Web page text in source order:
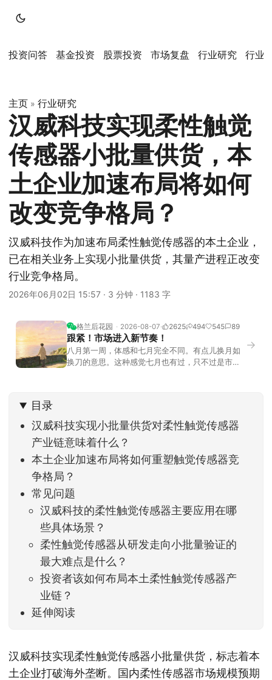
投资问答 基金投资 股票投资 市场复盘 行业研究 行业
主页 » 行业研究
汉威科技实现柔性触觉
传感器小批量供货，本
土企业加速布局将如何
改变竞争格局？
汉威科技作为加速布局柔性触觉传感器的本土企业，
已在相关业务上实现小批量供货，其量产进程正改变
行业竞争格局。
2026年06月02日 15:57 · 3 分钟 · 1183 字
格兰后花园 2026-08-07 2625 494 545 89
跟紧！市场进入新节奏！
八月第一周，体感和七月完全不同。有点儿换月如
换刀的意思。这种感觉七月也有过，只不过是市场
家感受到了春天般的暖风。指数涨了百点，交易额
回暖到2
→
目录
汉威科技实现小批量供货对柔性触觉传感器
产业链意味着什么？
本土企业加速布局将如何重塑触觉传感器竞
争格局？
常见问题
汉威科技的柔性触觉传感器主要应用在哪
些具体场景？
柔性触觉传感器从研发走向小批量验证的
最大难点是什么？
投资者该如何布局本土柔性触觉传感器产
业链？
延伸阅读
汉威科技实现柔性触觉传感器小批量供货，标志着本
土企业打破海外垄断。国内柔性传感器市场规模预期